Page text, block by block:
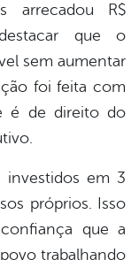
arrecadou R$
que o
sem aumentar
foi feita com
é de direito do
investidos em 3
próprios. Isso
que a
trabalhando